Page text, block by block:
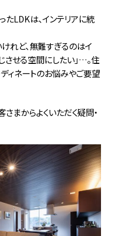
たLDKは、インテリアに統
れど、無難すぎるのはイ
させる空間にしたい」…。住
ィネートのお悩みやご要望
まからよくいただく疑問・